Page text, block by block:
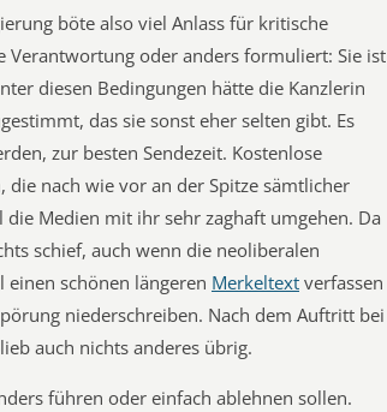
böte also viel Anlass für kritische
Verantwortung oder anders formuliert: Sie ist
diesen Bedingungen hätte die Kanzlerin
das sie sonst eher selten gibt. Es
zur besten Sendezeit. Kostenlose
die nach wie vor an der Spitze sämtlicher
Medien mit ihr sehr zaghaft umgehen. Da
schief, auch wenn die neoliberalen
einen schönen längeren Merkeltext verfassen
niederschreiben. Nach dem Auftritt bei
auch nichts anderes übrig.
führen oder einfach ablehnen sollen.